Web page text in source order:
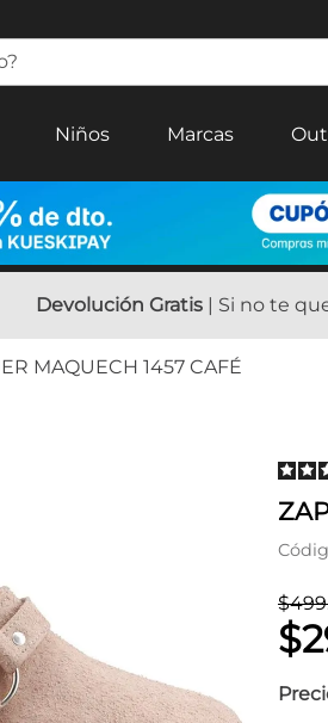
Niños Marcas
Devolución Gratis| Si no te
MAQUECH 1457 CAFÉ
$499
$